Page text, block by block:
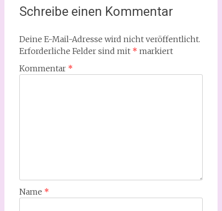
Schreibe einen Kommentar
Deine E-Mail-Adresse wird nicht veröffentlicht.
Erforderliche Felder sind mit * markiert
Kommentar *
Name *